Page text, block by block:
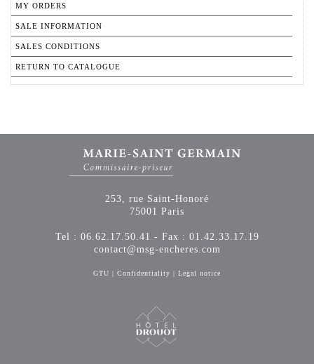
MY ORDERS
SALE INFORMATION
SALES CONDITIONS
RETURN TO CATALOGUE
253, rue Saint-Honoré
75001 Paris
Tel : 06.62.17.50.41 - Fax : 01.42.33.17.19
contact@msg-encheres.com
GTU | Confidentiality | Legal notice